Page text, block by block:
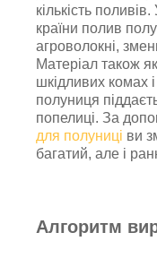
кількість
країни полив
агроволокні,
Матеріал також
шкідливих комах
полуниця
попелиці. За
для полуниці ви
багатий, але і
Алгоритм